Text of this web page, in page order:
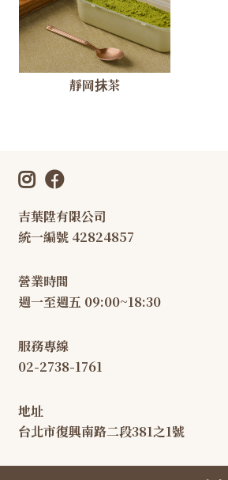
靜岡抺茶
吉葉陞有限公司
統一編號 42824857
營業時間
週一至週五 09:00~18:30
服務專線
02-2738-1761
地址
台北市復興南路二段381之1號